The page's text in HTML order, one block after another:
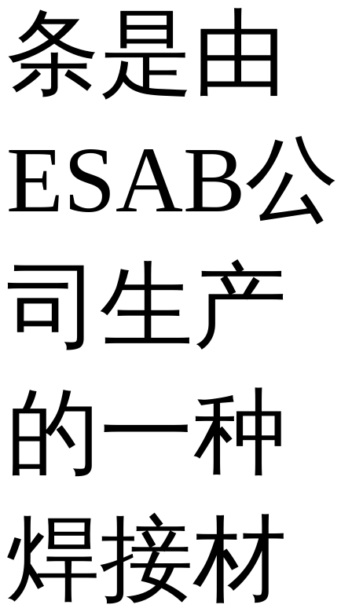
条是由
ESAB公
司生产
的一种
焊接材